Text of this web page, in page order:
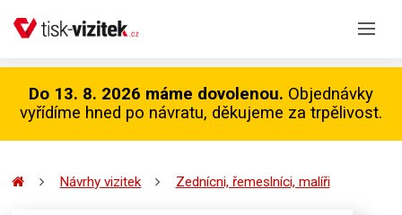
Do 13. 8. 2026 máme dovolenou. Objednávky
vyřídíme hned po návratu, děkujeme za trpělivost.
Návrhy vizitek Zednícni, řemeslníci, malíři